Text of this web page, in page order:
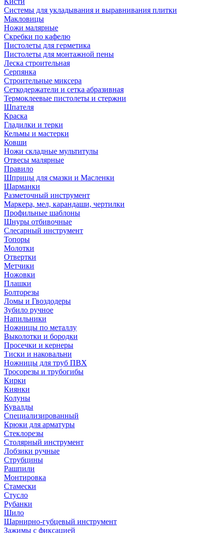
Системы для укладывания и выравнивания плитки
Макловицы
Ножи малярные
Скребки по кафелю
Пистолеты для герметика
Пистолеты для монтажной пены
Леска строительная
Серпянка
Строительные миксера
Сеткодержатели и сетка абразивная
Термоклеевые пистолеты и стержни
Шпателя
Краска
Гладилки и терки
Кельмы и мастерки
Ковши
Ножи складные мультитулы
Отвесы малярные
Правило
Шприцы для смазки и Масленки
Шарманки
Разметочный инструмент
Маркера, мел, карандаши, чертилки
Профильные шаблоны
Шнуры отбивочные
Слесарный инструмент
Топоры
Молотки
Отвертки
Метчики
Ножовки
Плашки
Болторезы
Ломы и Гвоздодеры
Зубило ручное
Напильники
Ножницы по металлу
Выколотки и бородки
Просечки и кернеры
Тиски и наковальни
Ножницы для труб ПВХ
Тросорезы и трубогибы
Кирки
Киянки
Колуны
Кувалды
Специализированный
Крюки для арматуры
Стеклорезы
Столярный инструмент
Лобзики ручные
Струбцины
Рашпили
Монтировка
Стамески
Стусло
Рубанки
Шило
Шарнирно-губцевый инструмент
Зажимы с фиксацией